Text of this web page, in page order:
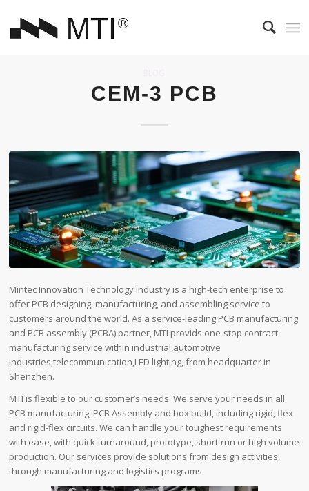
CEM-3 PCB
Mintec Innovation Technology Industry is a high-tech enterprise to
offer PCB designing, manufacturing, and assembling service to
customers around the world. As a service-leading PCB manufacturing
and PCB assembly (PCBA) partner, MTI provids one-stop contract
manufacturing service within industrial,automotive
industries,telecommunication,LED lighting, from headquarter in
Shenzhen.
MTI is flexible to our customer’s needs. We serve your needs in all
PCB manufacturing, PCB Assembly and box build, including rigid, flex
and rigid-flex circuits. We can handle your toughest requirements
with ease, with quick-turnaround, prototype, short-run or high volume
production. Our services provide solutions from design activities,
through manufacturing and logistics programs.